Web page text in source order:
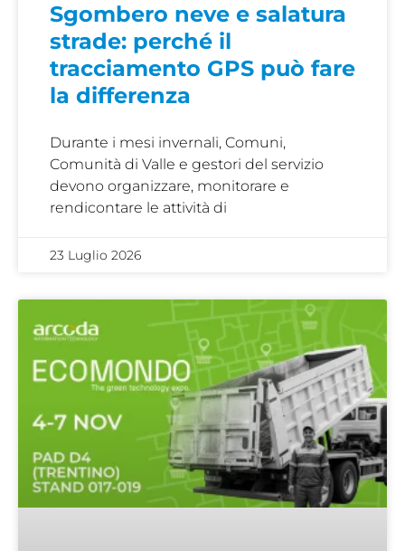
Sgombero neve e salatura
strade: perché il
tracciamento GPS può fare
la differenza
Durante i mesi invernali, Comuni,
Comunità di Valle e gestori del servizio
devono organizzare, monitorare e
rendicontare le attività di
23 Luglio 2026